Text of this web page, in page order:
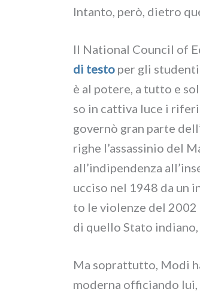
Intanto, però, die­tro
Il National Council of
di testo per gli
è al pote­re, a tut­to e
so in cat­ti­va luce i
gover­nò gran par­te
righe l’assassinio del
all’indipendenza
ucci­so nel 1948 da un
to le vio­len­ze del 2002
di quel­lo Stato
Ma soprat­tut­to, Modi
moder­na offi­cian­do